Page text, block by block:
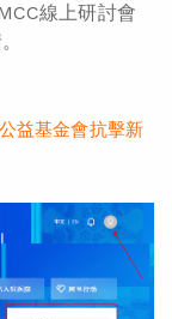
線上研討會
益基金會抗擊新